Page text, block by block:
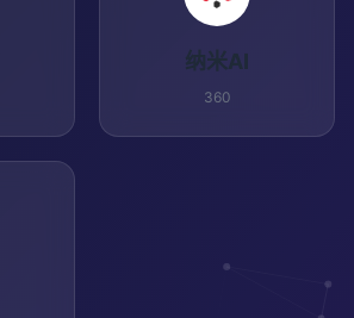
纳米AI
360